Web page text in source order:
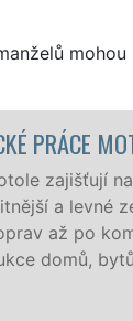
sítěEXTRA
Od
či
a kanceláří se